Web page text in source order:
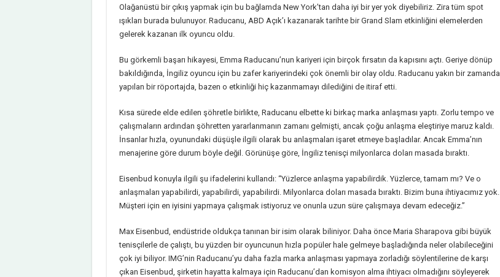
Olağanüstü bir çıkış yapmak için bu bağlamda New York’tan daha iyi bir yer yok diyebiliriz. Zira tüm spot
ışıkları burada bulunuyor. Raducanu, ABD Açık’ı kazanarak tarihte bir Grand Slam etkinliğini elemelerden
gelerek kazanan ilk oyuncu oldu.
Bu görkemli başarı hikayesi, Emma Raducanu’nun kariyeri için birçok fırsatın da kapısını açtı. Geriye dönüp
bakıldığında, İngiliz oyuncu için bu zafer kariyerindeki çok önemli bir olay oldu. Raducanu yakın bir zamanda
yapılan bir röportajda, bazen o etkinliği hiç kazanmamayı dilediğini de itiraf etti.
Kısa sürede elde edilen şöhretle birlikte, Raducanu elbette ki birkaç marka anlaşması yaptı. Zorlu tempo ve
çalışmaların ardından şöhretten yararlanmanın zamanı gelmişti, ancak çoğu anlaşma eleştiriye maruz kaldı.
İnsanlar hızla, oyunundaki düşüşle ilgili olarak bu anlaşmaları işaret etmeye başladılar. Ancak Emma’nın
menajerine göre durum böyle değil. Görünüşe göre, İngiliz tenisçi milyonlarca doları masada bıraktı.
Eisenbud konuyla ilgili şu ifadelerini kullandı: “Yüzlerce anlaşma yapabilirdik. Yüzlerce, tamam mı? Ve o
anlaşmaları yapabilirdi, yapabilirdi, yapabilirdi. Milyonlarca doları masada bıraktı. Bizim buna ihtiyacımız yok.
Müşteri için en iyisini yapmaya çalışmak istiyoruz ve onunla uzun süre çalışmaya devam edeceğiz.”
Max Eisenbud, endüstride oldukça tanınan bir isim olarak biliniyor. Daha önce Maria Sharapova gibi büyük
tenisçilerle de çalıştı, bu yüzden bir oyuncunun hızla popüler hale gelmeye başladığında neler olabileceğini
çok iyi biliyor. IMG’nin Raducanu’yu daha fazla marka anlaşması yapmaya zorladığı söylentilerine de karşı
çıkan Eisenbud, şirketin hayatta kalmaya için Raducanu’dan komisyon alma ihtiyacı olmadığını söyleyerek